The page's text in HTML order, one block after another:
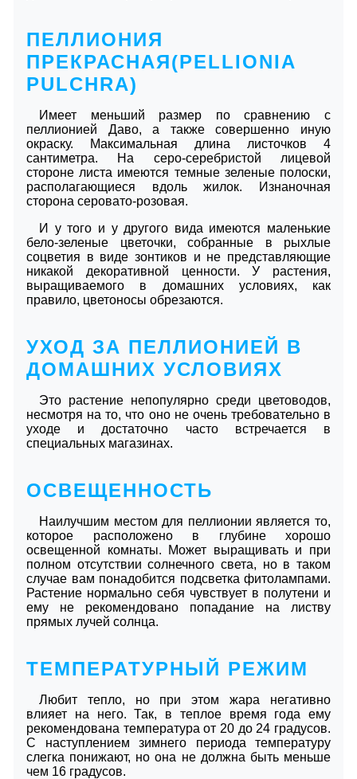
ПЕЛЛИОНИЯ
ПРЕКРАСНАЯ(PELLIONIA
PULCHRA)
Имеет меньший размер по сравнению с
пеллионией Даво, а также совершенно иную
окраску. Максимальная длина листочков 4
сантиметра. На серо-серебристой лицевой
стороне листа имеются темные зеленые полоски,
располагающиеся вдоль жилок. Изнаночная
сторона серовато-розовая.
И у того и у другого вида имеются маленькие
бело-зеленые цветочки, собранные в рыхлые
соцветия в виде зонтиков и не представляющие
никакой декоративной ценности. У растения,
выращиваемого в домашних условиях, как
правило, цветоносы обрезаются.
УХОД ЗА ПЕЛЛИОНИЕЙ В
ДОМАШНИХ УСЛОВИЯХ
Это растение непопулярно среди цветоводов,
несмотря на то, что оно не очень требовательно в
уходе и достаточно часто встречается в
специальных магазинах.
ОСВЕЩЕННОСТЬ
Наилучшим местом для пеллионии является то,
которое расположено в глубине хорошо
освещенной комнаты. Может выращивать и при
полном отсутствии солнечного света, но в таком
случае вам понадобится подсветка фитолампами.
Растение нормально себя чувствует в полутени и
ему не рекомендовано попадание на листву
прямых лучей солнца.
ТЕМПЕРАТУРНЫЙ РЕЖИМ
Любит тепло, но при этом жара негативно
влияет на него. Так, в теплое время года ему
рекомендована температура от 20 до 24 градусов.
С наступлением зимнего периода температуру
слегка понижают, но она не должна быть меньше
чем 16 градусов.